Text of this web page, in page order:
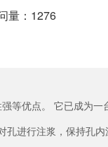
量：1276
优点。 它已成为
进行注浆，保持